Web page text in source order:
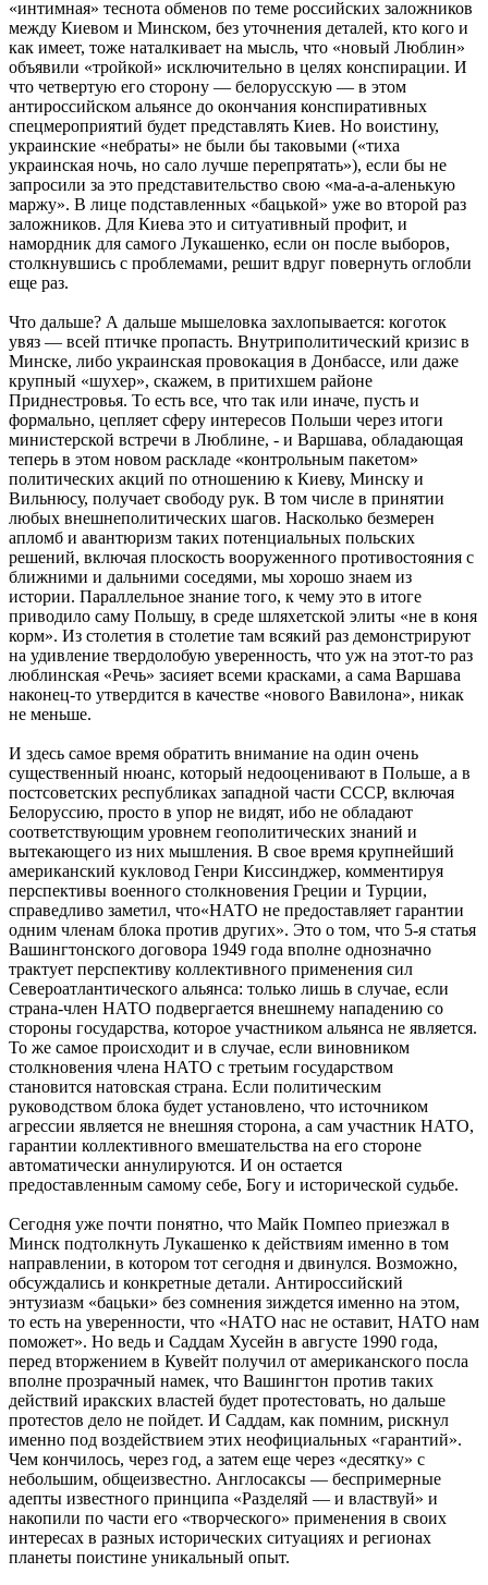
«интимная» теснота обменов по теме российских заложников
между Киевом и Минском, без уточнения деталей, кто кого и
как имеет, тоже наталкивает на мысль, что «новый Люблин»
объявили «тройкой» исключительно в целях конспирации. И
что четвертую его сторону — белорусскую — в этом
антироссийском альянсе до окончания конспиративных
спецмероприятий будет представлять Киев. Но воистину,
украинские «небраты» не были бы таковыми («тиха
украинская ночь, но сало лучше перепрятать»), если бы не
запросили за это представительство свою «ма-а-а-аленькую
маржу». В лице подставленных «бацькой» уже во второй раз
заложников. Для Киева это и ситуативный профит, и
намордник для самого Лукашенко, если он после выборов,
столкнувшись с проблемами, решит вдруг повернуть оглобли
еще раз.
Что дальше? А дальше мышеловка захлопывается: коготок
увяз — всей птичке пропасть. Внутриполитический кризис в
Минске, либо украинская провокация в Донбассе, или даже
крупный «шухер», скажем, в притихшем районе
Приднестровья. То есть все, что так или иначе, пусть и
формально, цепляет сферу интересов Польши через итоги
министерской встречи в Люблине, ‑ и Варшава, обладающая
теперь в этом новом раскладе «контрольным пакетом»
политических акций по отношению к Киеву, Минску и
Вильнюсу, получает свободу рук. В том числе в принятии
любых внешнеполитических шагов. Насколько безмерен
апломб и авантюризм таких потенциальных польских
решений, включая плоскость вооруженного противостояния с
ближними и дальними соседями, мы хорошо знаем из
истории. Параллельное знание того, к чему это в итоге
приводило саму Польшу, в среде шляхетской элиты «не в коня
корм». Из столетия в столетие там всякий раз демонстрируют
на удивление твердолобую уверенность, что уж на этот-то раз
люблинская «Речь» засияет всеми красками, а сама Варшава
наконец-то утвердится в качестве «нового Вавилона», никак
не меньше.
И здесь самое время обратить внимание на один очень
существенный нюанс, который недооценивают в Польше, а в
постсоветских республиках западной части СССР, включая
Белоруссию, просто в упор не видят, ибо не обладают
соответствующим уровнем геополитических знаний и
вытекающего из них мышления. В свое время крупнейший
американский кукловод Генри Киссинджер, комментируя
перспективы военного столкновения Греции и Турции,
справедливо заметил, что«НАТО не предоставляет гарантии
одним членам блока против других». Это о том, что 5-я статья
Вашингтонского договора 1949 года вполне однозначно
трактует перспективу коллективного применения сил
Североатлантического альянса: только лишь в случае, если
страна-член НАТО подвергается внешнему нападению со
стороны государства, которое участником альянса не является.
То же самое происходит и в случае, если виновником
столкновения члена НАТО с третьим государством
становится натовская страна. Если политическим
руководством блока будет установлено, что источником
агрессии является не внешняя сторона, а сам участник НАТО,
гарантии коллективного вмешательства на его стороне
автоматически аннулируются. И он остается
предоставленным самому себе, Богу и исторической судьбе.
Сегодня уже почти понятно, что Майк Помпео приезжал в
Минск подтолкнуть Лукашенко к действиям именно в том
направлении, в котором тот сегодня и двинулся. Возможно,
обсуждались и конкретные детали. Антироссийский
энтузиазм «бацьки» без сомнения зиждется именно на этом,
то есть на уверенности, что «НАТО нас не оставит, НАТО нам
поможет». Но ведь и Саддам Хусейн в августе 1990 года,
перед вторжением в Кувейт получил от американского посла
вполне прозрачный намек, что Вашингтон против таких
действий иракских властей будет протестовать, но дальше
протестов дело не пойдет. И Саддам, как помним, рискнул
именно под воздействием этих неофициальных «гарантий».
Чем кончилось, через год, а затем еще через «десятку» с
небольшим, общеизвестно. Англосаксы — беспримерные
адепты известного принципа «Разделяй — и властвуй» и
накопили по части его «творческого» применения в своих
интересах в разных исторических ситуациях и регионах
планеты поистине уникальный опыт.